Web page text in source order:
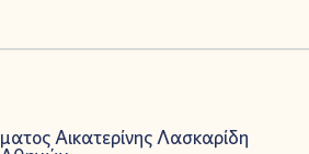
Αικατερίνης Λασκαρίδη